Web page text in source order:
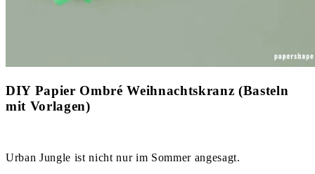
DIY Papier Ombré Weihnachtskranz (Basteln
mit Vorlagen)
Urban Jungle ist nicht nur im Sommer angesagt.